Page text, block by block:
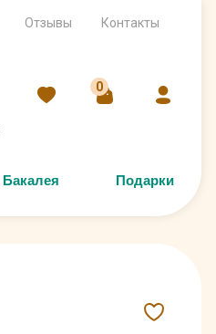
Отзывы Контакты
0
Бакалея Подарки